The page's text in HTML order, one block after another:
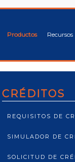
Productos Recursos
CRÉDITOS
REQUISITOS DE
SIMULADOR DE
SOLICITUD DE